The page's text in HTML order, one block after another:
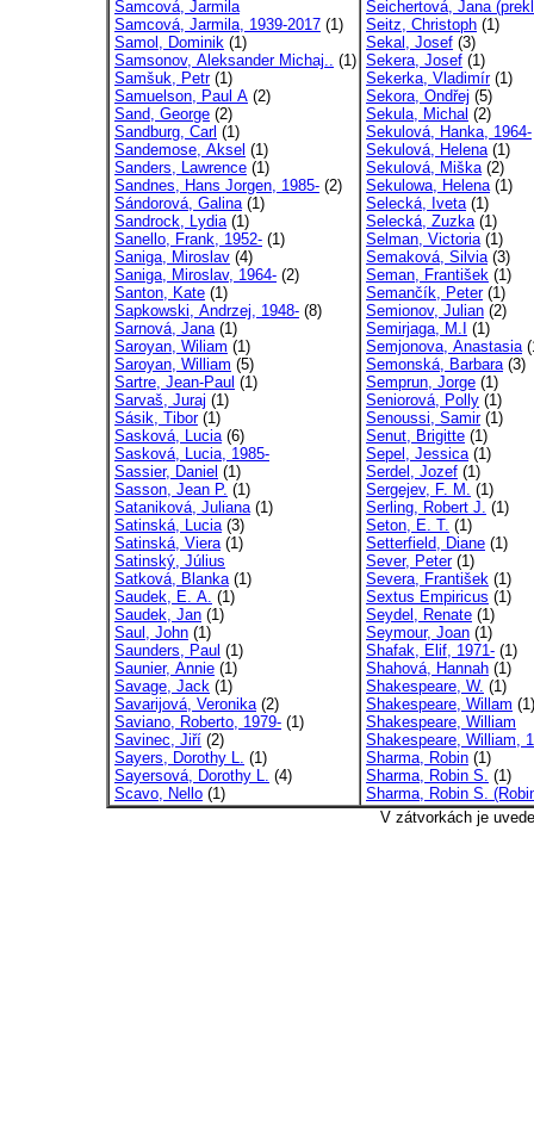
Samcová, Jarmila
Samcová, Jarmila, 1939-2017 (1)
Samol, Dominik (1)
Samsonov, Aleksander Michaj.. (1)
Samšuk, Petr(1)
Samuelson, Paul A (2)
Sand, George (2)
Sandburg, Carl (1)
Sandemose, Aksel (1)
Sanders, Lawrence (1)
Sandnes, Hans Jorgen, 1985- (2)
Sándorová, Galina(1)
Sandrock, Lydia(1)
Sanello, Frank, 1952- (1)
Saniga, Miroslav (4)
Saniga, Miroslav, 1964- (2)
Santon, Kate (1)
Sapkowski, Andrzej, 1948- (8)
Sarnová, Jana(1)
Saroyan, Wiliam (1)
Saroyan, William (5)
Sartre, Jean-Paul (1)
Sarvaš, Juraj (1)
Sásik, Tibor(1)
Sasková, Lucia(6)
Sasková, Lucia, 1985-
Sassier, Daniel (1)
Sasson, Jean P. (1)
Sataniková, Juliana(1)
Satinská, Lucia(3)
Satinská, Viera(1)
Satinský, Július
Satková, Blanka(1)
Saudek, E. A. (1)
Saudek, Jan (1)
Saul, John (1)
Saunders, Paul (1)
Saunier, Annie (1)
Savage, Jack (1)
Savarijová, Veronika(2)
Saviano, Roberto, 1979- (1)
Savinec, Jiří (2)
Sayers, Dorothy L. (1)
Sayersová, Dorothy L. (4)
Scavo, Nello (1)
Seichertová, Jana
Seitz, Christoph (1)
Sekal, Josef (3)
Sekera, Josef (1)
Sekerka, Vladimír(1)
Sekora, Ondřej (5)
Sekula, Michal (2)
Sekulová, Hanka, 1964-
Sekulová, Helena(1)
Sekulová, Miška(2)
Sekulowa, Helena(1)
Selecká, Iveta(1)
Selecká, Zuzka(1)
Selman, Victoria(1)
Semaková, Silvia(3)
Seman, František (1)
Semančík, Peter(1)
Semionov, Julian (2)
Semirjaga, M.I (1)
Semjonova, Anastasia
Semonská, Barbara(3)
Semprun, Jorge (1)
Seniorová, Polly (1)
Senoussi, Samir(1)
Senut, Brigitte (1)
Sepel, Jessica(1)
Serdel, Jozef (1)
Sergejev, F. M. (1)
Serling, Robert J. (1)
Seton, E. T. (1)
Setterfield, Diane (1)
Sever, Peter(1)
Severa, František (1)
Sextus Empiricus (1)
Seydel, Renate (1)
Seymour, Joan (1)
Shafak, Elif, 1971- (1)
Shahová, Hannah (1)
Shakespeare, W. (1)
Shakespeare, Willam (1)
Shakespeare, William
Shakespeare, William,
Sharma, Robin (1)
Sharma, Robin S. (1)
Sharma, Robin S.
V zátvorkách je